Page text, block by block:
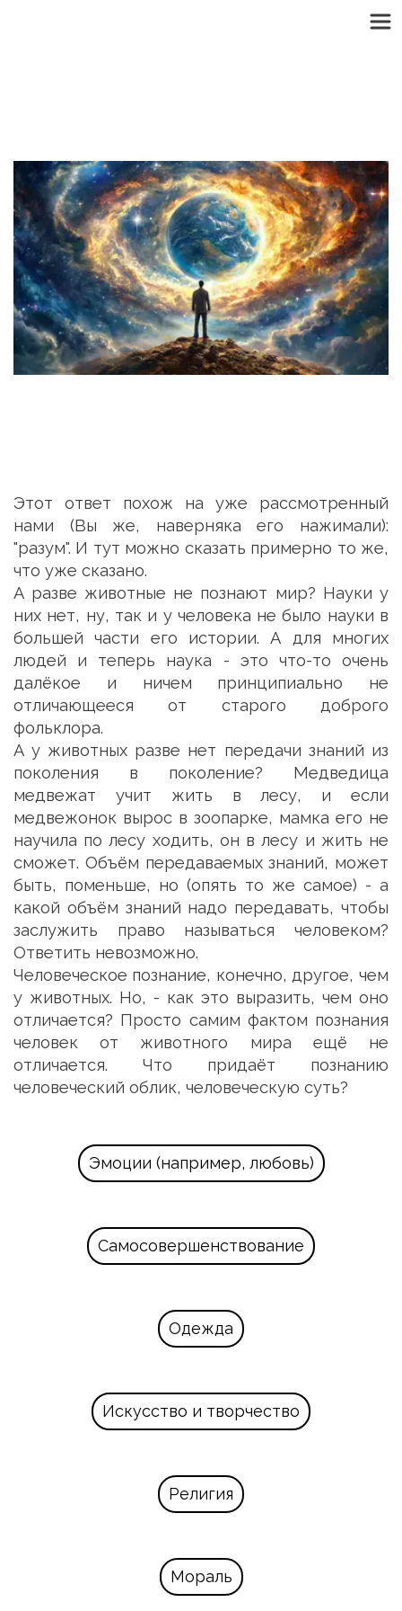
Этот ответ похож на уже рассмотренный
нами (Вы же, наверняка его нажимали):
"разум". И тут можно сказать примерно то же,
что уже сказано.
А разве животные не познают мир? Науки у
них нет, ну, так и у человека не было науки в
большей части его истории. А для многих
людей и теперь наука - это что-то очень
далёкое и ничем принципиально не
отличающееся от старого доброго
фольклора.
А у животных разве нет передачи знаний из
поколения в поколение? Медведица
медвежат учит жить в лесу, и если
медвежонок вырос в зоопарке, мамка его не
научила по лесу ходить, он в лесу и жить не
сможет. Объём передаваемых знаний, может
быть, поменьше, но (опять то же самое) - а
какой объём знаний надо передавать, чтобы
заслужить право называться человеком?
Ответить невозможно.
Человеческое познание, конечно, другое, чем
у животных. Но, - как это выразить, чем оно
отличается? Просто самим фактом познания
человек от животного мира ещё не
отличается. Что придаёт познанию
человеческий облик, человеческую суть?
Эмоции (например, любовь)
Самосовершенствование
Одежда
Искусство и творчество
Религия
Мораль